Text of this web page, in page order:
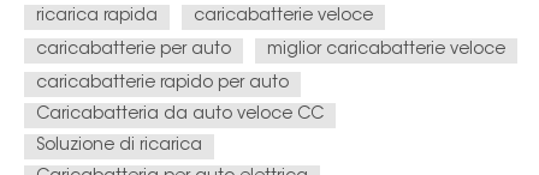
opportunità e rischi di investimento nel settore dei pali di
ricar...
ricarica rapida
caricabatterie veloce
caricabatterie per auto
miglior caricabatterie veloce
caricabatterie rapido per auto
Caricabatteria da auto veloce CC
Soluzione di ricarica